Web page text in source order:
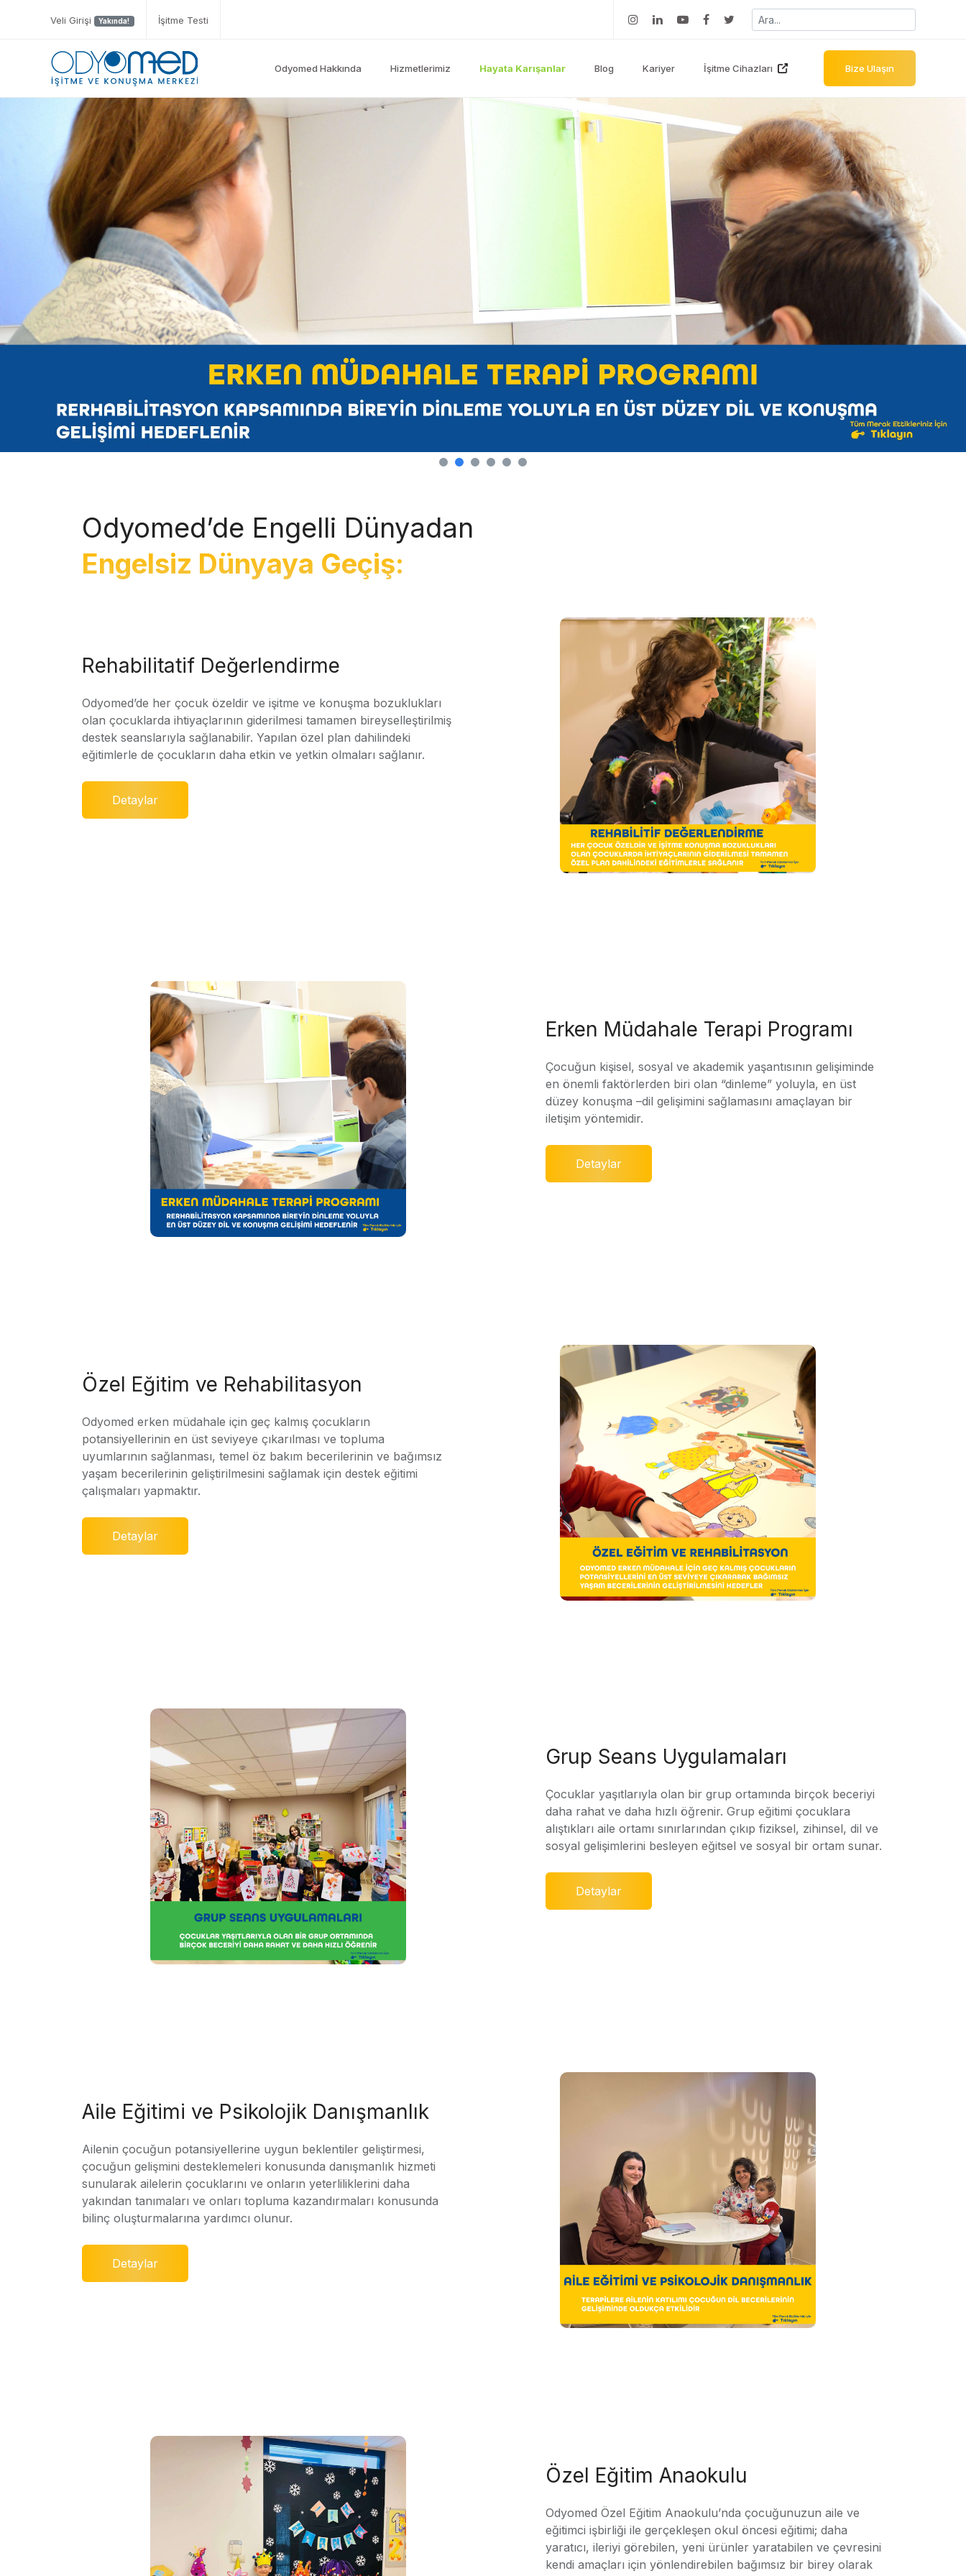
Veli Girişi Yakında! İşitme Testi
Odyomed Hakkında Hizmetlerimiz Hayata Karışanlar Blog Kariyer İşitme Cihazları Bize Ulaşın
Odyomed’de Engelli Dünyadan
Engelsiz Dünyaya Geçiş:
Rehabilitatif Değerlendirme
Odyomed’de her çocuk özeldir ve işitme ve konuşma bozuklukları
olan çocuklarda ihtiyaçlarının giderilmesi tamamen bireyselleştirilmiş
destek seanslarıyla sağlanabilir. Yapılan özel plan dahilindeki
eğitimlerle de çocukların daha etkin ve yetkin olmaları sağlanır.
Detaylar
Erken Müdahale Terapi Programı
Çocuğun kişisel, sosyal ve akademik yaşantısının gelişiminde
en önemli faktörlerden biri olan “dinleme” yoluyla, en üst
düzey konuşma –dil gelişimini sağlamasını amaçlayan bir
iletişim yöntemidir.
Detaylar
Özel Eğitim ve Rehabilitasyon
Odyomed erken müdahale için geç kalmış çocukların
potansiyellerinin en üst seviyeye çıkarılması ve topluma
uyumlarının sağlanması, temel öz bakım becerilerinin ve bağımsız
yaşam becerilerinin geliştirilmesini sağlamak için destek eğitimi
çalışmaları yapmaktır.
Detaylar
Grup Seans Uygulamaları
Çocuklar yaşıtlarıyla olan bir grup ortamında birçok beceriyi
daha rahat ve daha hızlı öğrenir. Grup eğitimi çocuklara
alıştıkları aile ortamı sınırlarından çıkıp fiziksel, zihinsel, dil ve
sosyal gelişimlerini besleyen eğitsel ve sosyal bir ortam sunar.
Detaylar
Aile Eğitimi ve Psikolojik Danışmanlık
Ailenin çocuğun potansiyellerine uygun beklentiler geliştirmesi,
çocuğun gelişmini desteklemeleri konusunda danışmanlık hizmeti
sunularak ailelerin çocuklarını ve onların yeterliliklerini daha
yakından tanımaları ve onları topluma kazandırmaları konusunda
bilinç oluşturmalarına yardımcı olunur.
Detaylar
Özel Eğitim Anaokulu
Odyomed Özel Eğitim Anaokulu’nda çocuğunuzun aile ve
eğitimci işbirliği ile gerçekleşen okul öncesi eğitimi; daha
yaratıcı, ileriyi görebilen, yeni ürünler yaratabilen ve çevresini
kendi amaçları için yönlendirebilen bağımsız bir birey olarak